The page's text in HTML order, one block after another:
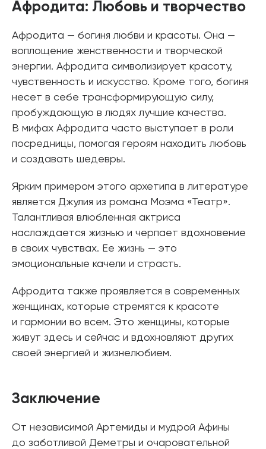
Афродита: Любовь и творчество
Афродита — богиня любви и красоты. Она —
воплощение женственности и творческой
энергии. Афродита символизирует красоту,
чувственность и искусство. Кроме того, богиня
несет в себе трансформирующую силу,
пробуждающую в людях лучшие качества.
В мифах Афродита часто выступает в роли
посредницы, помогая героям находить любовь
и создавать шедевры.
Ярким примером этого архетипа в литературе
является Джулия из романа Моэма «Театр».
Талантливая влюбленная актриса
наслаждается жизнью и черпает вдохновение
в своих чувствах. Ее жизнь — это
эмоциональные качели и страсть.
Афродита также проявляется в современных
женщинах, которые стремятся к красоте
и гармонии во всем. Это женщины, которые
живут здесь и сейчас и вдохновляют других
своей энергией и жизнелюбием.
Заключение
От независимой Артемиды и мудрой Афины
до заботливой Деметры и очаровательной